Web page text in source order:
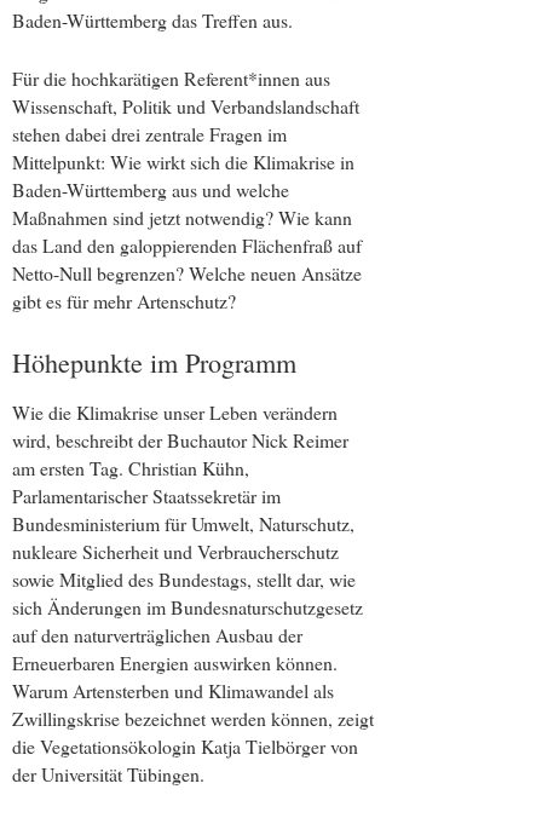
Baden-Württemberg das Treffen aus.
Für die hochkarätigen Referent*innen aus
Wissenschaft, Politik und Verbandslandschaft
stehen dabei drei zentrale Fragen im
Mittelpunkt: Wie wirkt sich die Klimakrise in
Baden-Württemberg aus und welche
Maßnahmen sind jetzt notwendig? Wie kann
das Land den galoppierenden Flächenfraß auf
Netto-Null begrenzen? Welche neuen Ansätze
gibt es für mehr Artenschutz?
Höhepunkte im Programm
Wie die Klimakrise unser Leben verändern
wird, beschreibt der Buchautor Nick Reimer
am ersten Tag. Christian Kühn,
Parlamentarischer Staatssekretär im
Bundesministerium für Umwelt, Naturschutz,
nukleare Sicherheit und Verbraucherschutz
sowie Mitglied des Bundestags, stellt dar, wie
sich Änderungen im Bundesnaturschutzgesetz
auf den naturverträglichen Ausbau der
Erneuerbaren Energien auswirken können.
Warum Artensterben und Klimawandel als
Zwillingskrise bezeichnet werden können, zeigt
die Vegetationsökologin Katja Tielbörger von
der Universität Tübingen.